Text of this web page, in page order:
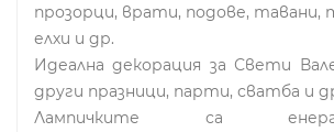
прозорци, врати, подове, тавани,
елхи и др.
Идеална декорация за Свети
други празници, парти, сватба и
Лампичките са